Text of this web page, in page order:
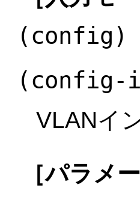
(config)
VLANイ
［パラメ